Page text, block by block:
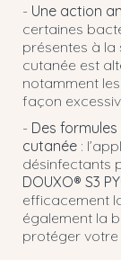
- Une action
certaines
présentes à
cutanée est
notamment
façon
- Des
cutanée :
désinfectants
DOUXO® S3
efficacement
également la
protéger votre